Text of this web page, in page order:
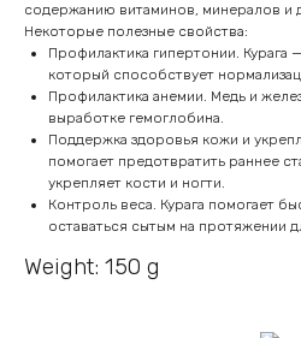
содержанию витаминов, минералов и
Некоторые полезные свойства:
Профилактика гипертонии. Курага
который способствует
Профилактика анемии. Медь и
выработке гемоглобина.
Поддержка здоровья кожи и
помогает предотвратить раннее
укрепляет кости и ногти.
Контроль веса. Курага помогает
оставаться сытым на протяжении
Weight: 150 g